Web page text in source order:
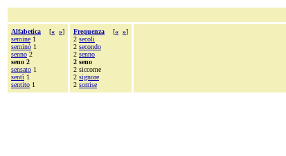
Alfabetica [« »]
semine 1
seminò 1
senno 2
seno 2
sensato 1
sentì 1
sentito 1
Frequenza [« »]
2 secoli
2 secondo
2 senno
2 seno
2 siccome
2 signore
2 sorrise